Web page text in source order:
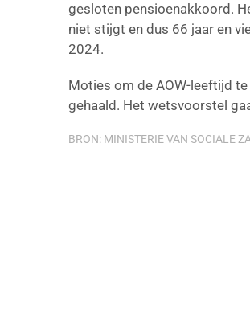
gesloten pensioenakkoord.
niet stijgt en dus 66 jaar en
2024.
Moties om de AOW-leeftijd
gehaald. Het wetsvoorstel
BRON: MINISTERIE VAN SOCIALE